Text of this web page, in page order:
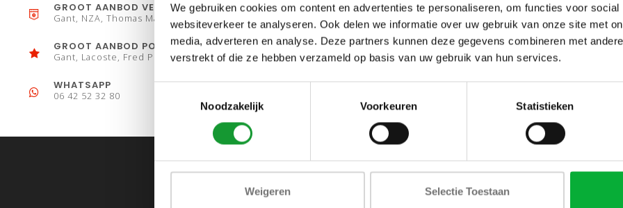
We gebruiken cookies om content en advertenties te personaliseren, om functies voor
websiteverkeer te analyseren. Ook delen we informatie over uw gebruik van onze site met
media, adverteren en analyse. Deze partners kunnen deze gegevens combineren met
verstrekt of die ze hebben verzameld op basis van uw gebruik van hun services.
Noodzakelijk
Voorkeuren Statistieken
Weigeren Selectie Toestaan
GROOT AANBOD VESTEN
Gant, NZA, Thomas Maine
GROOT AANBOD POLO´S
Gant, Lacoste, Fred Perry
WHATSAPP
06 42 52 32 80